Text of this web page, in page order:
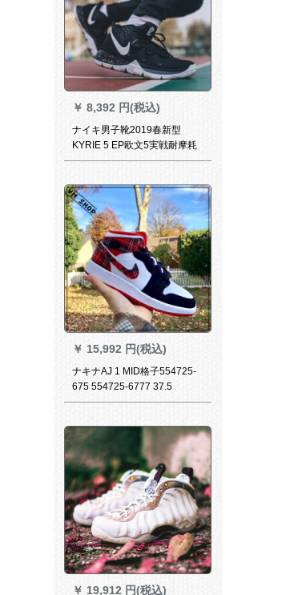
￥ 8,392 円(税込)
ナイキ男子靴2019春新型
KYRIE 5 EP欧文5実戦耐摩耗
滑り止めバズAO 2919-901 AO
￥ 15,992 円(税込)
ナキナAJ 1 MID格子554725-
675 554725-6777 37.5
￥ 19,912 円(税込)